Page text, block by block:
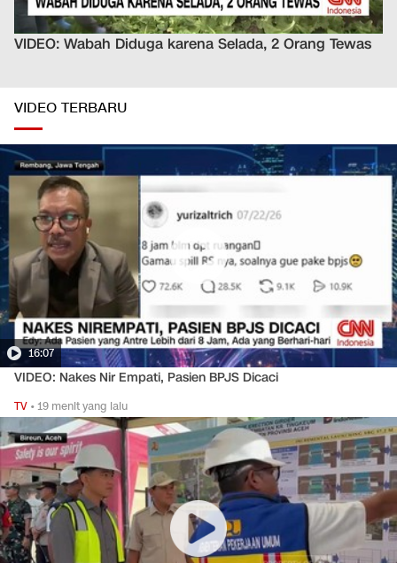
VIDEO: Wabah Diduga karena Selada, 2 Orang Tewas
VIDEO TERBARU
16:07
VIDEO: Nakes Nir Empati, Pasien BPJS Dicaci
TV •19 menit yang lalu